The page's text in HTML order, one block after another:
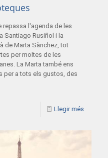
repassa l'agenda de les
Santiago Rusiñol i la
de Marta Sànchez, tot
per moltes de les
La Marta també ens
per a tots els gustos, des
Llegir més